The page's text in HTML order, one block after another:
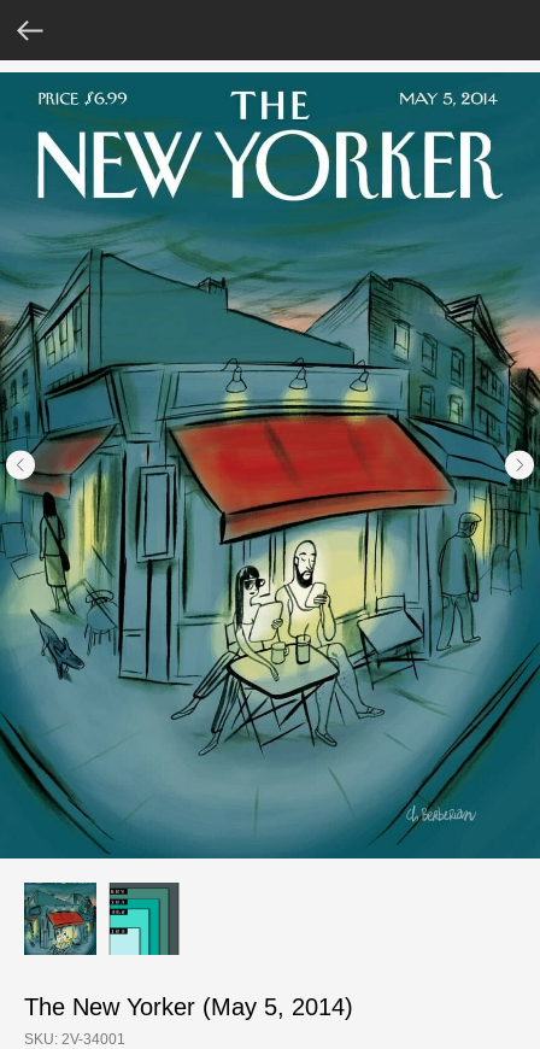
The New Yorker (May 5, 2014)
SKU: 2V-34001